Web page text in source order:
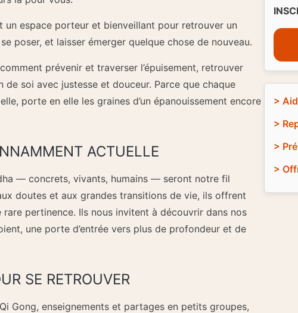
un espace porteur et bienveillant pour retrouver un
poser, et laisser émerger quelque chose de nouveau.
prévenir et traverser l’épuisement, retrouver
soi avec justesse et douceur. Parce que chaque
porte en elle les graines d’un épanouissement encore
ACTUELLE
— concrets, vivants, humains — seront notre fil
doutes et aux grandes transitions de vie, ils offrent
rare pertinence. Ils nous invitent à découvrir dans nos
une porte d’entrée vers plus de profondeur et de
SE RETROUVER
Gong, enseignements et partages en petits groupes,
>
>
>
>